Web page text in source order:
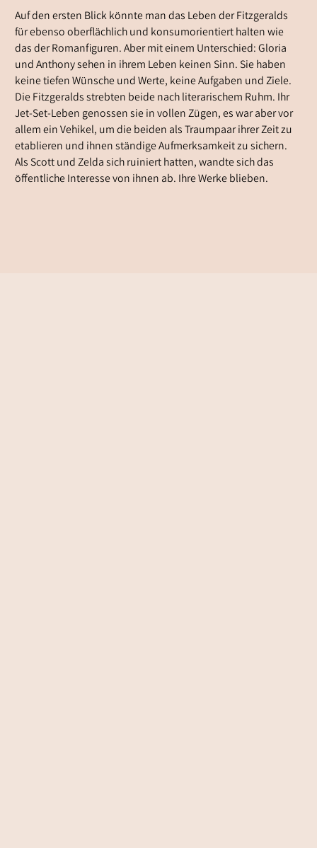
Auf den ersten Blick könnte man das Leben der Fitzgeralds
für ebenso oberflächlich und konsumorientiert halten wie
das der Romanfiguren. Aber mit einem Unterschied: Gloria
und Anthony sehen in ihrem Leben keinen Sinn. Sie haben
keine tiefen Wünsche und Werte, keine Aufgaben und Ziele.
Die Fitzgeralds strebten beide nach literarischem Ruhm. Ihr
Jet-Set-Leben genossen sie in vollen Zügen, es war aber vor
allem ein Vehikel, um die beiden als Traumpaar ihrer Zeit zu
etablieren und ihnen ständige Aufmerksamkeit zu sichern.
Als Scott und Zelda sich ruiniert hatten, wandte sich das
öffentliche Interesse von ihnen ab. Ihre Werke blieben.